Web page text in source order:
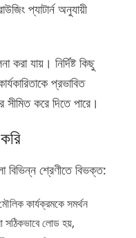
প্যাটার্ন অনুযায়ী
করা যায়। নির্দিষ্ট কিছু
প্রভাবিত
সীমিত করে দিতে পারে।
শ্রেণীতে বিভক্ত:
কার্যক্রমকে সমর্থন
লোড হয়,